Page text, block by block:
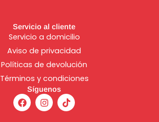
Servicio al cliente
Servicio a domicilio
Aviso de privacidad
Políticas de devolución
Términos y condiciones
Síguenos
F
a
c
I
n
s
T
i
k